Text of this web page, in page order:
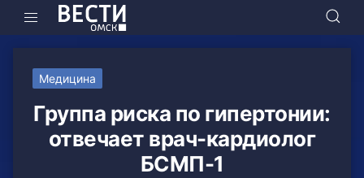
Медицина
Группа риска по гипертонии:
отвечает врач-кардиолог
БСМП-1